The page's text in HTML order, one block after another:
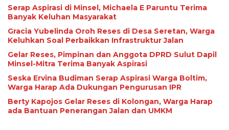
Serap Aspirasi di Minsel, Michaela E Paruntu Terima
Banyak Keluhan Masyarakat
Gracia Yubelinda Oroh Reses di Desa Seretan, Warga
Keluhkan Soal Perbaikkan Infrastruktur Jalan
Gelar Reses, Pimpinan dan Anggota DPRD Sulut Dapil
Minsel-Mitra Terima Banyak Aspirasi
Seska Ervina Budiman Serap Aspirasi Warga Boltim,
Warga Harap Ada Dukungan Pengurusan IPR
Berty Kapojos Gelar Reses di Kolongan, Warga Harap
ada Bantuan Penerangan Jalan dan UMKM